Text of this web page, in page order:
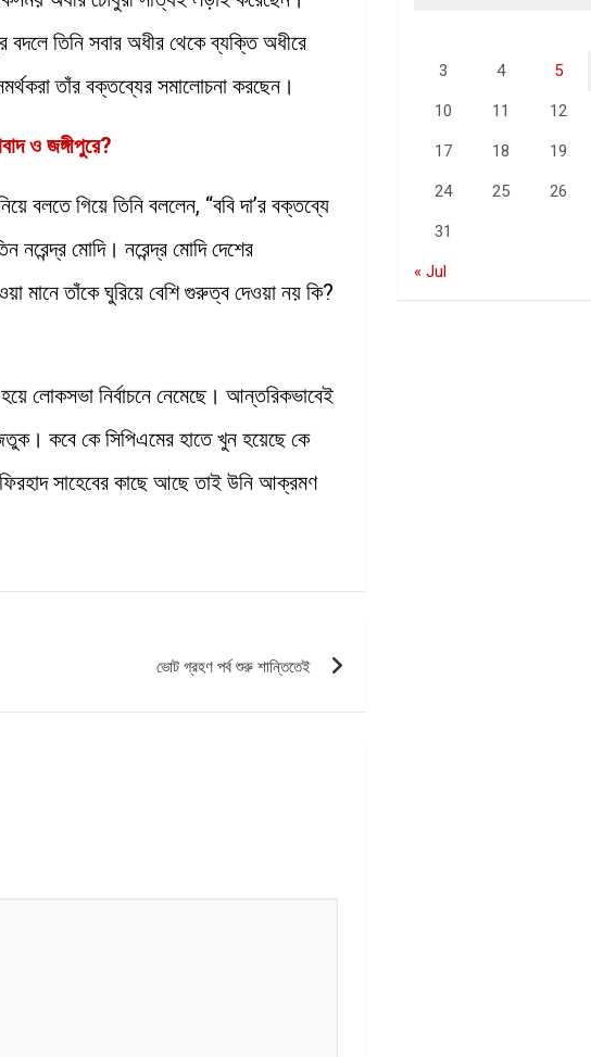
তিনি সবার অধীর থেকে ব্যক্তি অধীরে
তাঁর বক্তব্যের সমালোচনা করছেন।
ও জঙ্গীপুরে?
বলতে গিয়ে তিনি বললেন, “ববি দা’র বক্তব্যে
মোদি। নরেন্দ্র মোদি দেশের
মানে তাঁকে ঘুরিয়ে বেশি গুরুত্ব দেওয়া নয় কি?
লোকসভা নির্বাচনে নেমেছে। আন্তরিকভাবেই
কবে কে সিপিএমের হাতে খুন হয়েছে কে
সাহেবের কাছে আছে তাই উনি আক্রমণ
ভোট গ্রহণ পর্ব শুরু শান্তিতেই
3 4 5
10 11 12
17 18 19
24 25 26
31
« Jul